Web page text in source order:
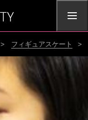
> フィギュアスケート >